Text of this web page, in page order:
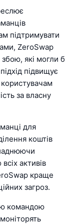
підтримувати
ZeroSwap
збою, які могли б
підвищує
за власну
для
коштів
активів
краще
загроз.
командою